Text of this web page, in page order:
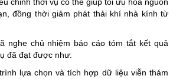
đồng thời giảm phát thải khí nhà kính từ
nghe chủ nhiệm báo cáo tóm tắt kết quả
đã đạt được như:
lựa chọn và tích hợp dữ liệu viễn thám